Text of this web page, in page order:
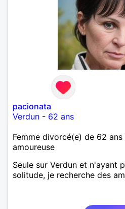
pacionata
Verdun - 62 ans
Femme divorcé(e) de 62
amoureuse
Seule sur Verdun et n'ayant
solitude, je recherche des